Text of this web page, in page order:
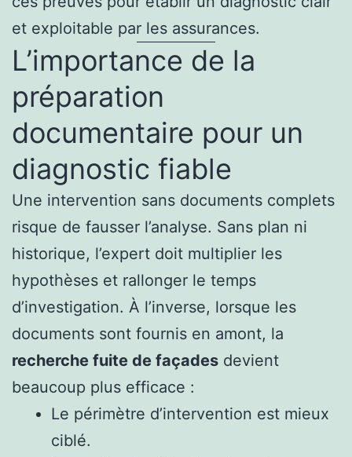
et exploitable par les assurances.
L’importance de la
préparation
documentaire pour un
diagnostic fiable
Une intervention sans documents complets
risque de fausser l’analyse. Sans plan ni
historique, l’expert doit multiplier les
hypothèses et rallonger le temps
d’investigation. À l’inverse, lorsque les
documents sont fournis en amont, la
recherche fuite de façades devient
beaucoup plus efficace :
Le périmètre d’intervention est mieux
ciblé.